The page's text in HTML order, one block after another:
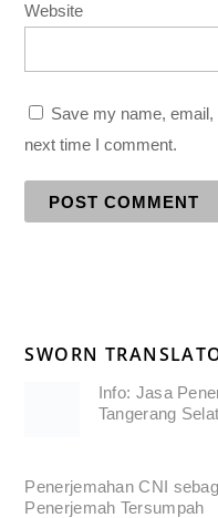
Website
Save my name,
next time I comment.
SWORN
Info: Jasa
Tangerang
Penerjemahan CNI
Penerjemah Tersumpah